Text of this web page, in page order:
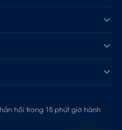
hồi trong 15 phút giờ hành